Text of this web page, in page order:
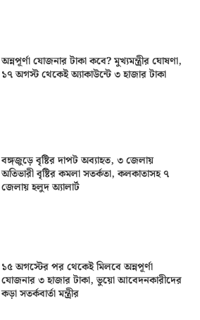
অন্নপূর্ণা যোজনার টাকা কবে? মুখ্যমন্ত্রীর ঘোষণা,
১৭ অগস্ট থেকেই অ্যাকাউন্টে ৩ হাজার টাকা
বঙ্গজুড়ে বৃষ্টির দাপট অব্যাহত, ৩ জেলায়
অতিভারী বৃষ্টির কমলা সতর্কতা, কলকাতাসহ ৭
জেলায় হলুদ অ্যালার্ট
১৫ অগস্টের পর থেকেই মিলবে অন্নপূর্ণা
যোজনার ৩ হাজার টাকা, ভুয়ো আবেদনকারীদের
কড়া সতর্কবার্তা মন্ত্রীর